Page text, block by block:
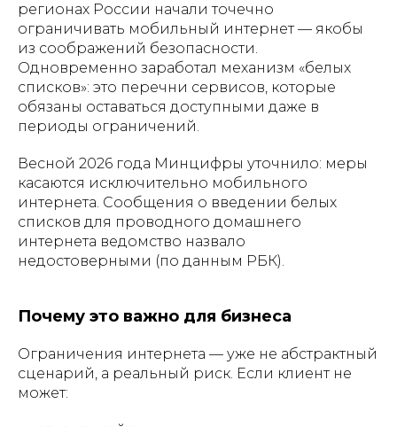
регионах России начали точечно
ограничивать мобильный интернет — якобы
из соображений безопасности.
Одновременно заработал механизм «белых
списков»: это перечни сервисов, которые
обязаны оставаться доступными даже в
периоды ограничений.
Весной 2026 года Минцифры уточнило: меры
касаются исключительно мобильного
интернета. Сообщения о введении белых
списков для проводного домашнего
интернета ведомство назвало
недостоверными (по данным РБК).
Почему это важно для бизнеса
Ограничения интернета — уже не абстрактный
сценарий, а реальный риск. Если клиент не
может: